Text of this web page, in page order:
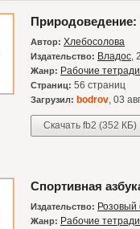
Природоведение:
Автор: Хлебосолова
Издательство: Владос,
Жанр: Рабочие тетради
Страниц: 56 страниц
Загрузил: bodrov, 03
Скачать fb2 (352 КБ)
Спортивная
Издательство: Розовый
Жанр: Рабочие тетради